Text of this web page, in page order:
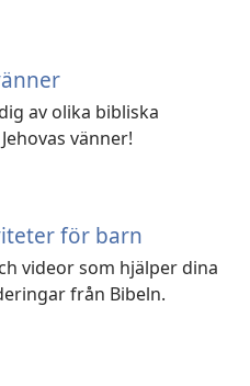
av olika bibliska
vänner!
för barn
videor som hjälper dina
från Bibeln.